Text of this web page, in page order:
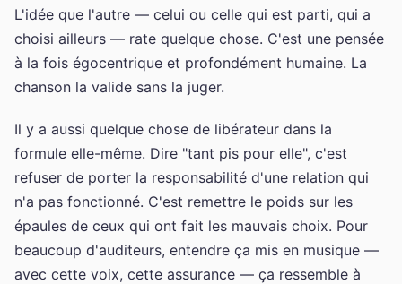
L'idée que l'autre — celui ou celle qui est parti, qui a
choisi ailleurs — rate quelque chose. C'est une pensée
à la fois égocentrique et profondément humaine. La
chanson la valide sans la juger.
Il y a aussi quelque chose de libérateur dans la
formule elle-même. Dire "tant pis pour elle", c'est
refuser de porter la responsabilité d'une relation qui
n'a pas fonctionné. C'est remettre le poids sur les
épaules de ceux qui ont fait les mauvais choix. Pour
beaucoup d'auditeurs, entendre ça mis en musique —
avec cette voix, cette assurance — ça ressemble à